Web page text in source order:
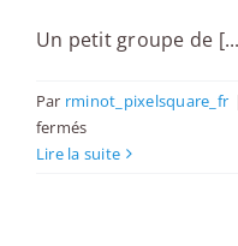
en
sprint
Un petit groupe de
Par rminot_pixelsquare_fr
ferméssur
Groupes
Lire la suite